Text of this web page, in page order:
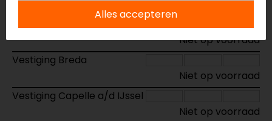
Niet op voorraad
Vestiging Breda
Niet op voorraad
Vestiging Capelle a/d IJssel
Niet op voorraad
Alles accepteren